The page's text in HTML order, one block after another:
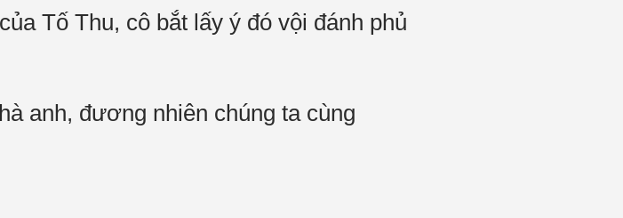
Tố Thu, cô bắt lấy ý đó vội đánh phủ
anh, đương nhiên chúng ta cùng